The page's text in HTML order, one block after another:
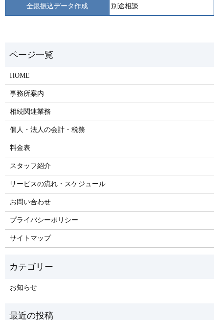
全銀振込データ作成 別途相談
HOME
事務所案内
相続関連業務
個人・法人の会計・税務
料金表
スタッフ紹介
サービスの流れ・スケジュール
お問い合わせ
プライバシーポリシー
サイトマップ
お知らせ